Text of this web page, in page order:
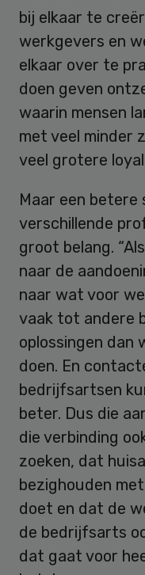
bij elkaar te
werkgevers en
elkaar over te
doen geven
waarin mensen
met veel minder
veel grotere
Maar een betere
verschillende
groot belang.
naar de
naar wat voor
vaak tot andere
oplossingen dan
doen. En
bedrijfsartsen
beter. Dus die
die verbinding
zoeken, dat
bezighouden
doet en dat de
de bedrijfsarts
dat gaat voor